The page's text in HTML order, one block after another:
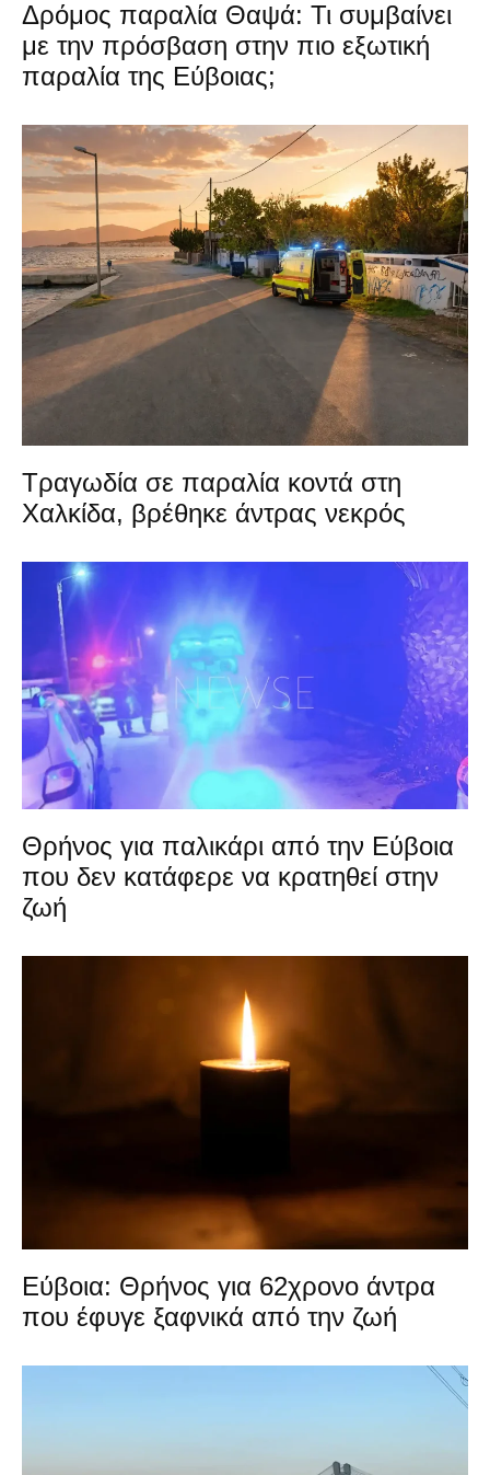
Δρόμος παραλία Θαψά: Τι συμβαίνει
με την πρόσβαση στην πιο εξωτική
παραλία της Εύβοιας;
Τραγωδία σε παραλία κοντά στη
Χαλκίδα, βρέθηκε άντρας νεκρός
Θρήνος για παλικάρι από την Εύβοια
που δεν κατάφερε να κρατηθεί στην
ζωή
Εύβοια: Θρήνος για 62χρονο άντρα
που έφυγε ξαφνικά από την ζωή